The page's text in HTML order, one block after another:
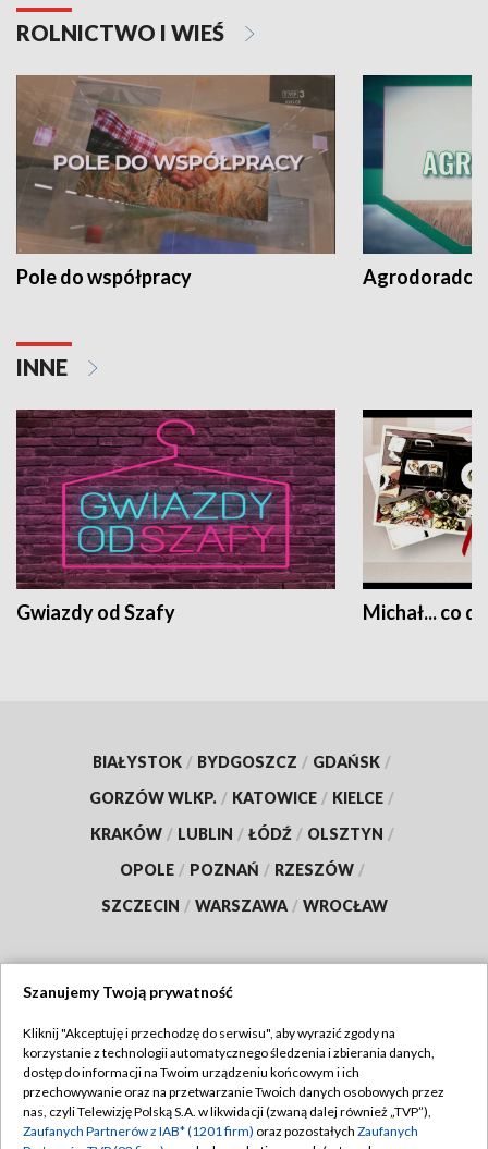
ROLNICTWO I WIEŚ
Pole do współpracy Agrodoradcy
INNE
Gwiazdy od Szafy Michał... co
BIAŁYSTOK / BYDGOSZCZ / GDAŃSK /
GORZÓW WLKP. / KATOWICE / KIELCE /
KRAKÓW / LUBLIN / ŁÓDŹ / OLSZTYN /
OPOLE / POZNAŃ / RZESZÓW /
SZCZECIN / WARSZAWA / WROCŁAW
TVP
Abonament TVP
Emisja w TVP
Regulamin TVP
Polityka prywatności
Szanujemy Twoją prywatność
Kliknij "Akceptuję i przechodzę do serwisu", aby wyrazić zgody na
korzystanie z technologii automatycznego śledzenia i zbierania danych,
dostęp do informacji na Twoim urządzeniu końcowym i ich
przechowywanie oraz na przetwarzanie Twoich danych osobowych przez
nas, czyli Telewizję Polską S.A. w likwidacji (zwaną dalej również „TVP”),
Zaufanych Partnerów z IAB* (1201 firm) oraz pozostałych Zaufanych